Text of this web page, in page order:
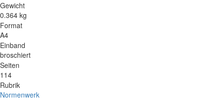
Gewicht
0.364 kg
Format
A4
Einband
broschiert
Seiten
114
Rubrik
Normenwerk